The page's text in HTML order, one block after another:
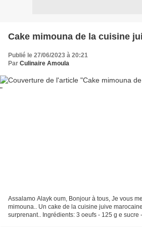
Cake mimouna de la cuisine
Publié le 27/06/2023 à 20:21
Par Culinaire Amoula
Assalamo Alayk oum, Bonjour à tous, Je vous
mimouna.. Un cake de la cuisine juive
surprenant.. Ingrédients: 3 oeufs - 125 g e sucre